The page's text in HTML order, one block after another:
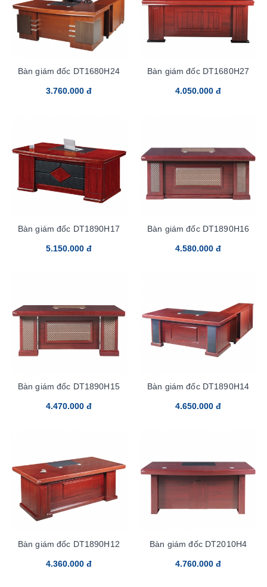
Bàn giám đốc DT1680H24
3.760.000 đ
Bàn giám đốc DT1680H27
4.050.000 đ
Bàn giám đốc DT1890H17
5.150.000 đ
Bàn giám đốc DT1890H16
4.580.000 đ
Bàn giám đốc DT1890H15
4.470.000 đ
Bàn giám đốc DT1890H14
4.650.000 đ
Bàn giám đốc DT1890H12
4.360.000 đ
Bàn giám đốc DT2010H4
4.760.000 đ